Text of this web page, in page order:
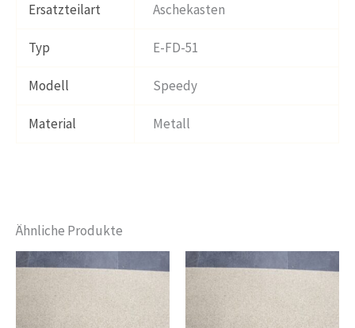
Ersatzteilart Aschekasten
Typ E-FD-51
Modell Speedy
Material Metall
Ähnliche Produkte